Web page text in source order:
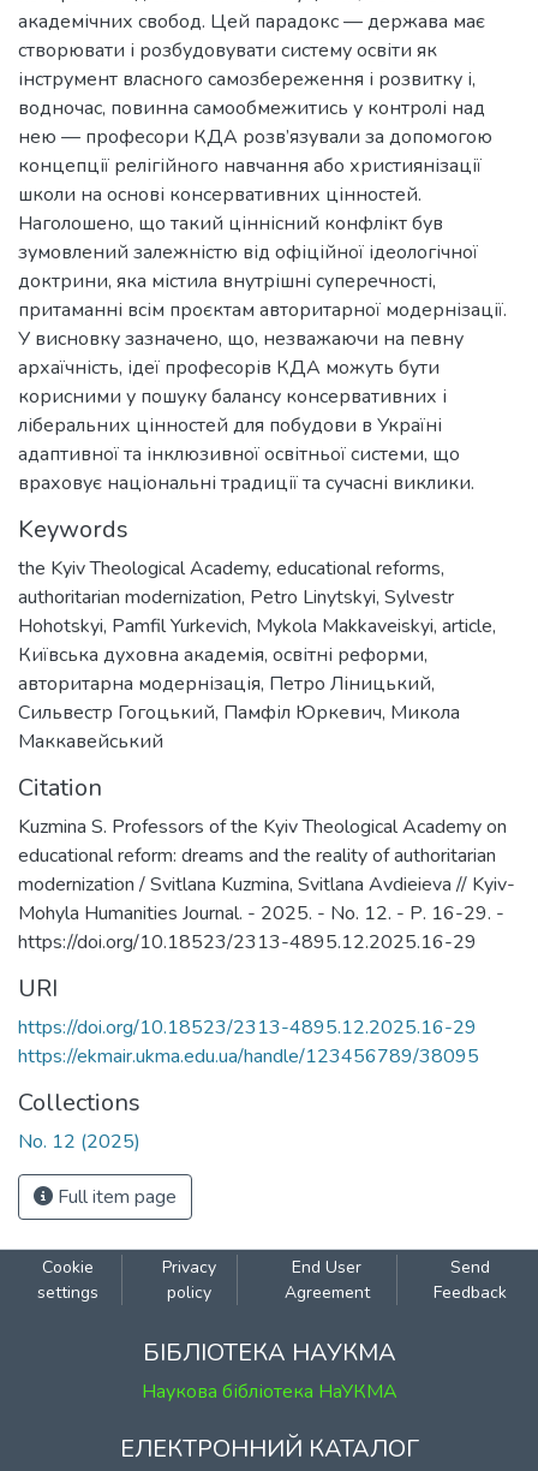
академічних свобод. Цей парадокс — держава має
створювати і розбудовувати систему освіти як
інструмент власного самозбереження і розвитку і,
водночас, повинна самообмежитись у контролі над
нею — професори КДА розв’язували за допомогою
концепції релігійного навчання або християнізації
школи на основі консервативних цінностей.
Наголошено, що такий ціннісний конфлікт був
зумовлений залежністю від офіційної ідеологічної
доктрини, яка містила внутрішні суперечності,
притаманні всім проєктам авторитарної модернізації.
У висновку зазначено, що, незважаючи на певну
архаїчність, ідеї професорів КДА можуть бути
корисними у пошуку балансу консервативних і
ліберальних цінностей для побудови в Україні
адаптивної та інклюзивної освітньої системи, що
враховує національні традиції та сучасні виклики.
Keywords
the Kyiv Theological Academy, educational reforms,
authoritarian modernization, Petro Linytskyi, Sylvestr
Hohotskyi, Pamfil Yurkevich, Mykola Makkaveiskyi, article,
Київська духовна академія, освітні реформи,
авторитарна модернізація, Петро Ліницький,
Сильвестр Гогоцький, Памфіл Юркевич, Микола
Маккавейський
Citation
Kuzmina S. Professors of the Kyiv Theological Academy on
educational reform: dreams and the reality of authoritarian
modernization / Svitlana Kuzmina, Svitlana Avdieieva // Kyiv-
Mohyla Humanities Journal. - 2025. - No. 12. - Р. 16-29. -
https://doi.org/10.18523/2313-4895.12.2025.16-29
URI
https://doi.org/10.18523/2313-4895.12.2025.16-29
https://ekmair.ukma.edu.ua/handle/123456789/38095
Collections
No. 12 (2025)
Full item page
Cookie
settings
Privacy
policy
End User
Agreement
Send
Feedback
БІБЛІОТЕКА НАУКМА
Наукова бібліотека НаУКМА
ЕЛЕКТРОННИЙ КАТАЛОГ